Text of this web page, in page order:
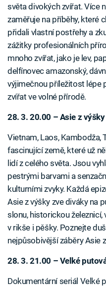
světa divokých zvířat. Více
zaměřuje na příběhy, které
přidali vlastní postřehy a
zážitky profesionálních
mnoho zvířat, jako je lev,
delfínovec amazonský,
výjimečnou příležitost lépe
zvířat ve volné přírodě.
28. 3. 20.00 – Asie z
Vietnam, Laos, Kambodža,
fascinující země, které už
lidí z celého světa. Jsou
pestrými barvami a
kulturními zvyky. Každá
Asie z výšky zve diváky na
slonu, historickou
v rikše i pěšky. Poznejte
nejpůsobivější záběry Asie
28. 3. 21.00 – Velké
Dokumentární seriál Velké